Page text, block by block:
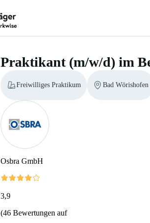
Praktikant (m/w/d) im
Freiwilliges Praktikum Bad Wörishofen
Osbra GmbH
3,9
(46 Bewertungen auf